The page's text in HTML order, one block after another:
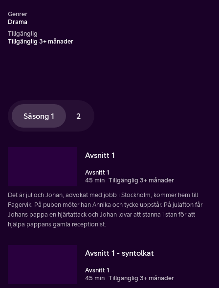
Genrer
Drama
Tillgänglig
Tillgänglig 3+ månader
Säsong 1 2
Avsnitt 1
Avsnitt 1
45 min Tillgänglig 3+ månader
Det är jul och Johan, advokat med jobb i Stockholm, kommer hem till
Fagervik. På puben möter han Annika och tycke uppstår. På julafton får
Johans pappa en hjärtattack och Johan lovar att stanna i stan för att
hjälpa pappans gamla receptionist.
Avsnitt 1 - syntolkat
Avsnitt 1
45 min Tillgänglig 3+ månader